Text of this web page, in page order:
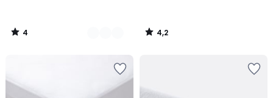
4
/
4,2
/